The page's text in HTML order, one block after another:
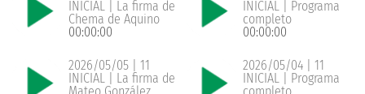
INICIAL | La firma de
Chema de Aquino
00:00:00
INICIAL | Programa
completo
00:00:00
2026/05/05 | 11
INICIAL | La firma de
2026/05/04 | 11
INICIAL | Programa